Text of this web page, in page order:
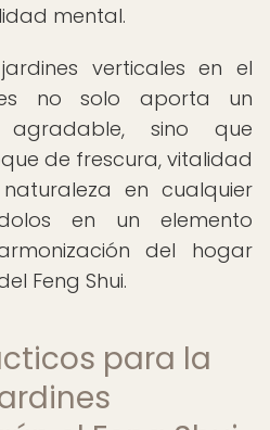
mental.
verticales en el
no solo aporta un
sino que
de frescura, vitalidad
en cualquier
en un elemento
del hogar
Feng Shui.
para la